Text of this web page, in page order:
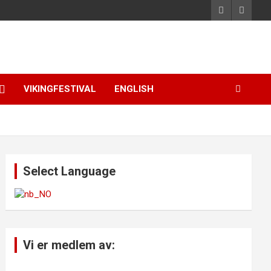
VIKINGFESTIVAL ENGLISH
Select Language
Vi er medlem av: